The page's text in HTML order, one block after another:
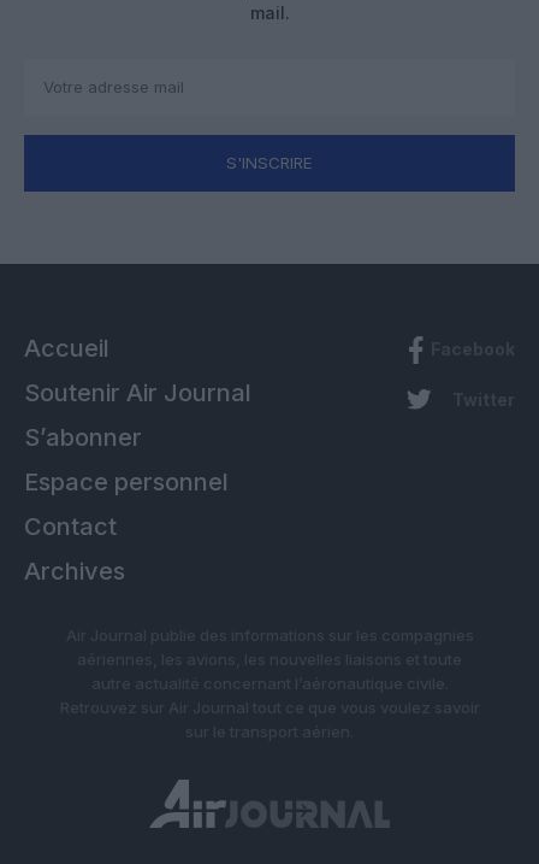
mail.
S'INSCRIRE
Accueil
Soutenir Air Journal
S’abonner
Espace personnel
Contact
Archives